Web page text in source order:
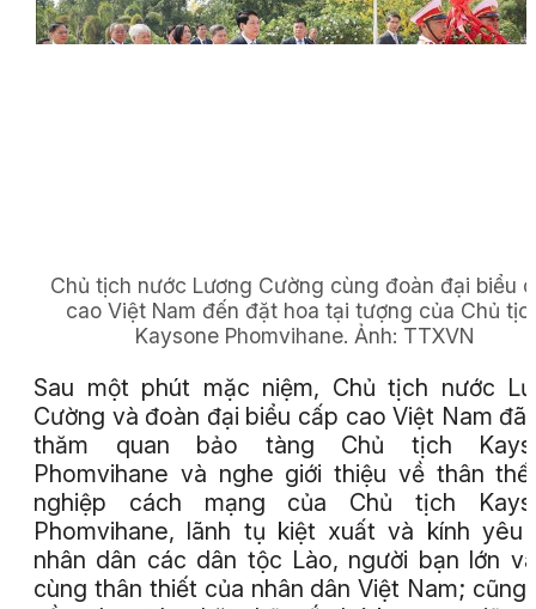
Chủ tịch nước Lương Cường cùng đoàn đại biểu
cao Việt Nam đến đặt hoa tại tượng của Chủ
Kaysone Phomvihane. Ảnh: TTXVN
Sau một phút mặc niệm, Chủ tịch nước
Cường và đoàn đại biểu cấp cao Việt Nam đã
thăm quan bảo tàng Chủ tịch
Phomvihane và nghe giới thiệu về thân
nghiệp cách mạng của Chủ tịch
Phomvihane, lãnh tụ kiệt xuất và kính yêu
nhân dân các dân tộc Lào, người bạn lớn
cùng thân thiết của nhân dân Việt Nam; cũng